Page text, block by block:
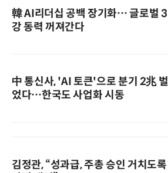
韓 AI리더십 공백 장기화… 글로벌 3
강 동력 꺼져간다
中 통신사, 'AI 토큰'으로 분기 2兆 벌
었다…한국도 사업화 시동
김정관, “성과급, 주총 승인 거치도록